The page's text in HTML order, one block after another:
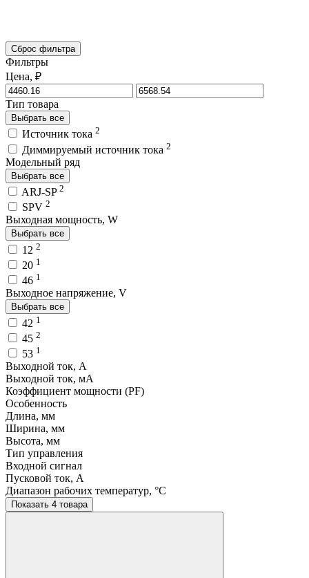
Сброс фильтра
Фильтры
Цена, ₽
Тип товара
Выбрать все
Источник тока 2
Диммируемый источник тока 2
Модельный ряд
Выбрать все
ARJ-SP 2
SPV 2
Выходная мощность, W
Выбрать все
12 2
20 1
46 1
Выходное напряжение, V
Выбрать все
42 1
45 2
53 1
Выходной ток, A
Выходной ток, мA
Коэффициент мощности (PF)
Особенность
Длина, мм
Ширина, мм
Высота, мм
Тип управления
Входной сигнал
Пусковой ток, A
Диапазон рабочих температур, °C
Показать 4 товара